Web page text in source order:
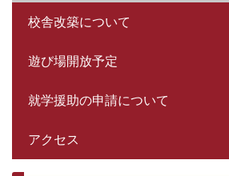
校舎改築について
遊び場開放予定
就学援助の申請について
アクセス